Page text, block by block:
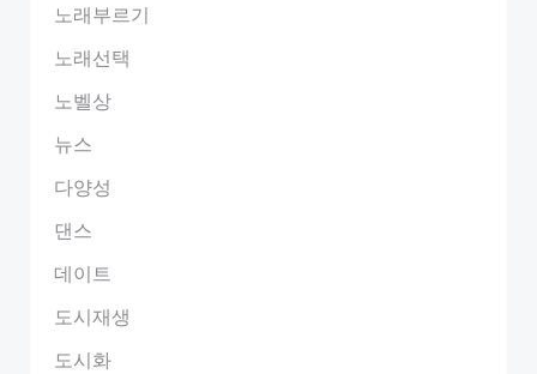
노래부르기
노래선택
노벨상
뉴스
다양성
댄스
데이트
도시재생
도시화